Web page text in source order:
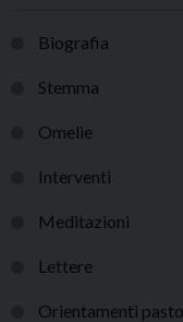
Biografia
Stemma
Omelie
Interventi
Meditazioni
Lettere
Orientamenti